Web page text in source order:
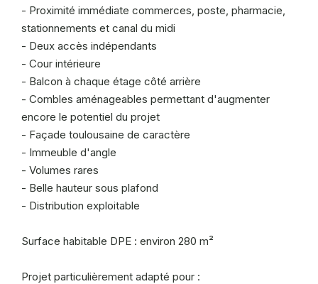
- Proximité immédiate commerces, poste, pharmacie,
stationnements et canal du midi
- Deux accès indépendants
- Cour intérieure
- Balcon à chaque étage côté arrière
- Combles aménageables permettant d'augmenter
encore le potentiel du projet
- Façade toulousaine de caractère
- Immeuble d'angle
- Volumes rares
- Belle hauteur sous plafond
- Distribution exploitable
Surface habitable DPE : environ 280 m²
Projet particulièrement adapté pour :